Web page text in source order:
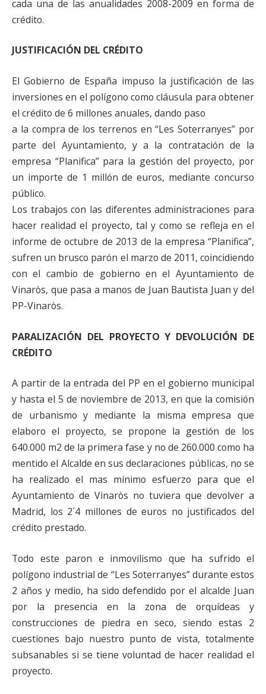
cada una de las anualidades 2008-2009 en forma de
crédito.
JUSTIFICACIÓN DEL CRÉDITO
El Gobierno de España impuso la justificación de las
inversiones en el polígono como cláusula para obtener
el crédito de 6 millones anuales, dando paso
a la compra de los terrenos en “Les Soterranyes” por
parte del Ayuntamiento, y a la contratación de la
empresa “Planifica” para la gestión del proyecto, por
un importe de 1 millón de euros, mediante concurso
público.
Los trabajos con las diferentes administraciones para
hacer realidad el proyecto, tal y como se refleja en el
informe de octubre de 2013 de la empresa “Planifica”,
sufren un brusco parón el marzo de 2011, coincidiendo
con el cambio de gobierno en el Ayuntamiento de
Vinaròs, que pasa a manos de Juan Bautista Juan y del
PP-Vinaròs.
PARALIZACIÓN DEL PROYECTO Y DEVOLUCIÓN DE
CRÉDITO
A partir de la entrada del PP en el gobierno municipal
y hasta el 5 de noviembre de 2013, en que la comisión
de urbanismo y mediante la misma empresa que
elaboro el proyecto, se propone la gestión de los
640.000 m2 de la primera fase y no de 260.000 como ha
mentido el Alcalde en sus declaraciones públicas, no se
ha realizado el mas mínimo esfuerzo para que el
Ayuntamiento de Vinaròs no tuviera que devolver a
Madrid, los 2´4 millones de euros no justificados del
crédito prestado.
Todo este paron e inmovilismo que ha sufrido el
polígono industrial de “Les Soterranyes” durante estos
2 años y medio, ha sido defendido por el alcalde Juan
por la presencia en la zona de orquídeas y
construcciones de piedra en seco, siendo estas 2
cuestiones bajo nuestro punto de vista, totalmente
subsanables si se tiene voluntad de hacer realidad el
proyecto.